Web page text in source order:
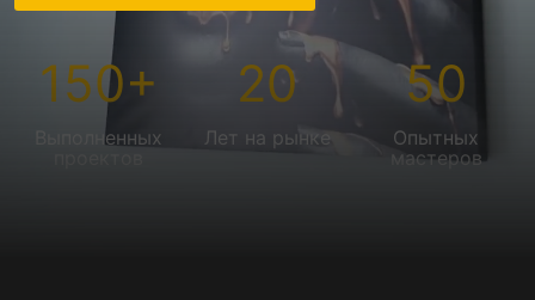
150+
Выполненных
20
Лет на рынке
50
Опытных
мастеров